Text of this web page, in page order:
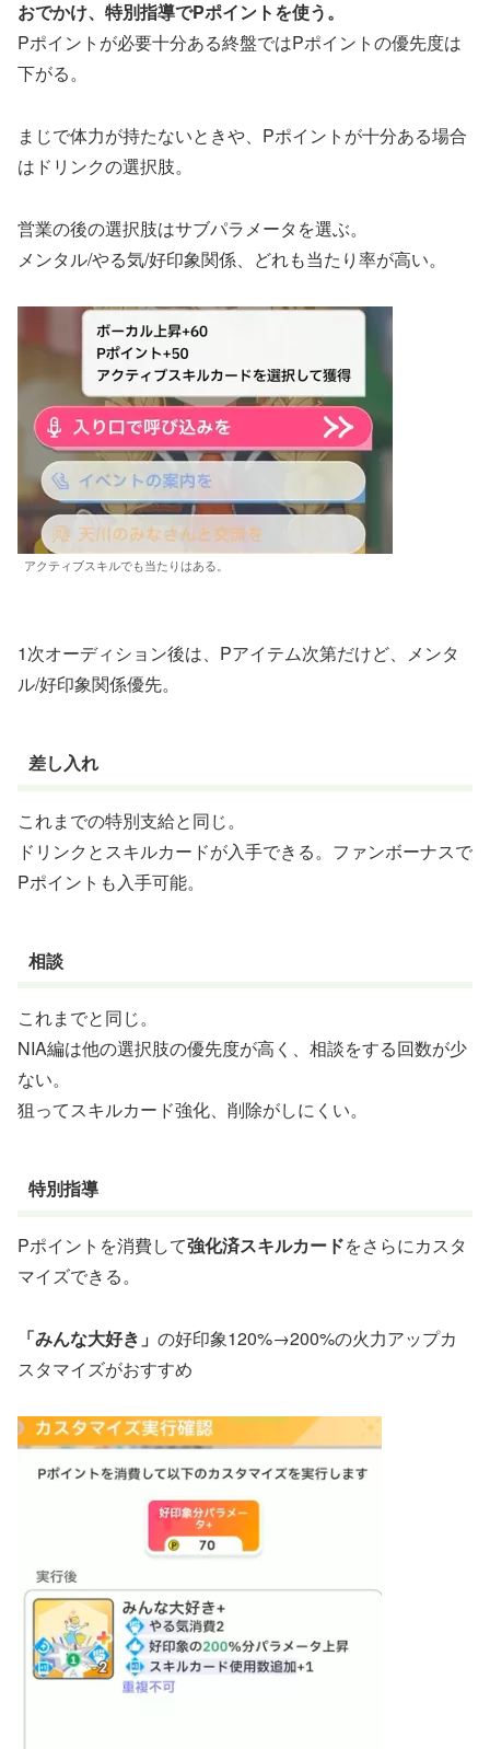
おでかけ、特別指導でPポイントを使う。
Pポイントが必要十分ある終盤ではPポイントの優先度は
下がる。
まじで体力が持たないときや、Pポイントが十分ある場合
はドリンクの選択肢。
営業の後の選択肢はサブパラメータを選ぶ。
メンタル/やる気/好印象関係、どれも当たり率が高い。
アクティブスキルでも当たりはある。
1次オーディション後は、Pアイテム次第だけど、メンタ
ル/好印象関係優先。
差し入れ
これまでの特別支給と同じ。
ドリンクとスキルカードが入手できる。ファンボーナスで
Pポイントも入手可能。
相談
これまでと同じ。
NIA編は他の選択肢の優先度が高く、相談をする回数が少
ない。
狙ってスキルカード強化、削除がしにくい。
特別指導
Pポイントを消費して強化済スキルカードをさらにカスタ
マイズできる。
「みんな大好き」 の好印象120%→200%の火力アップカ
スタマイズがおすすめ